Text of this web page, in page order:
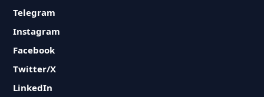
Telegram
Instagram
Facebook
Twitter/X
LinkedIn